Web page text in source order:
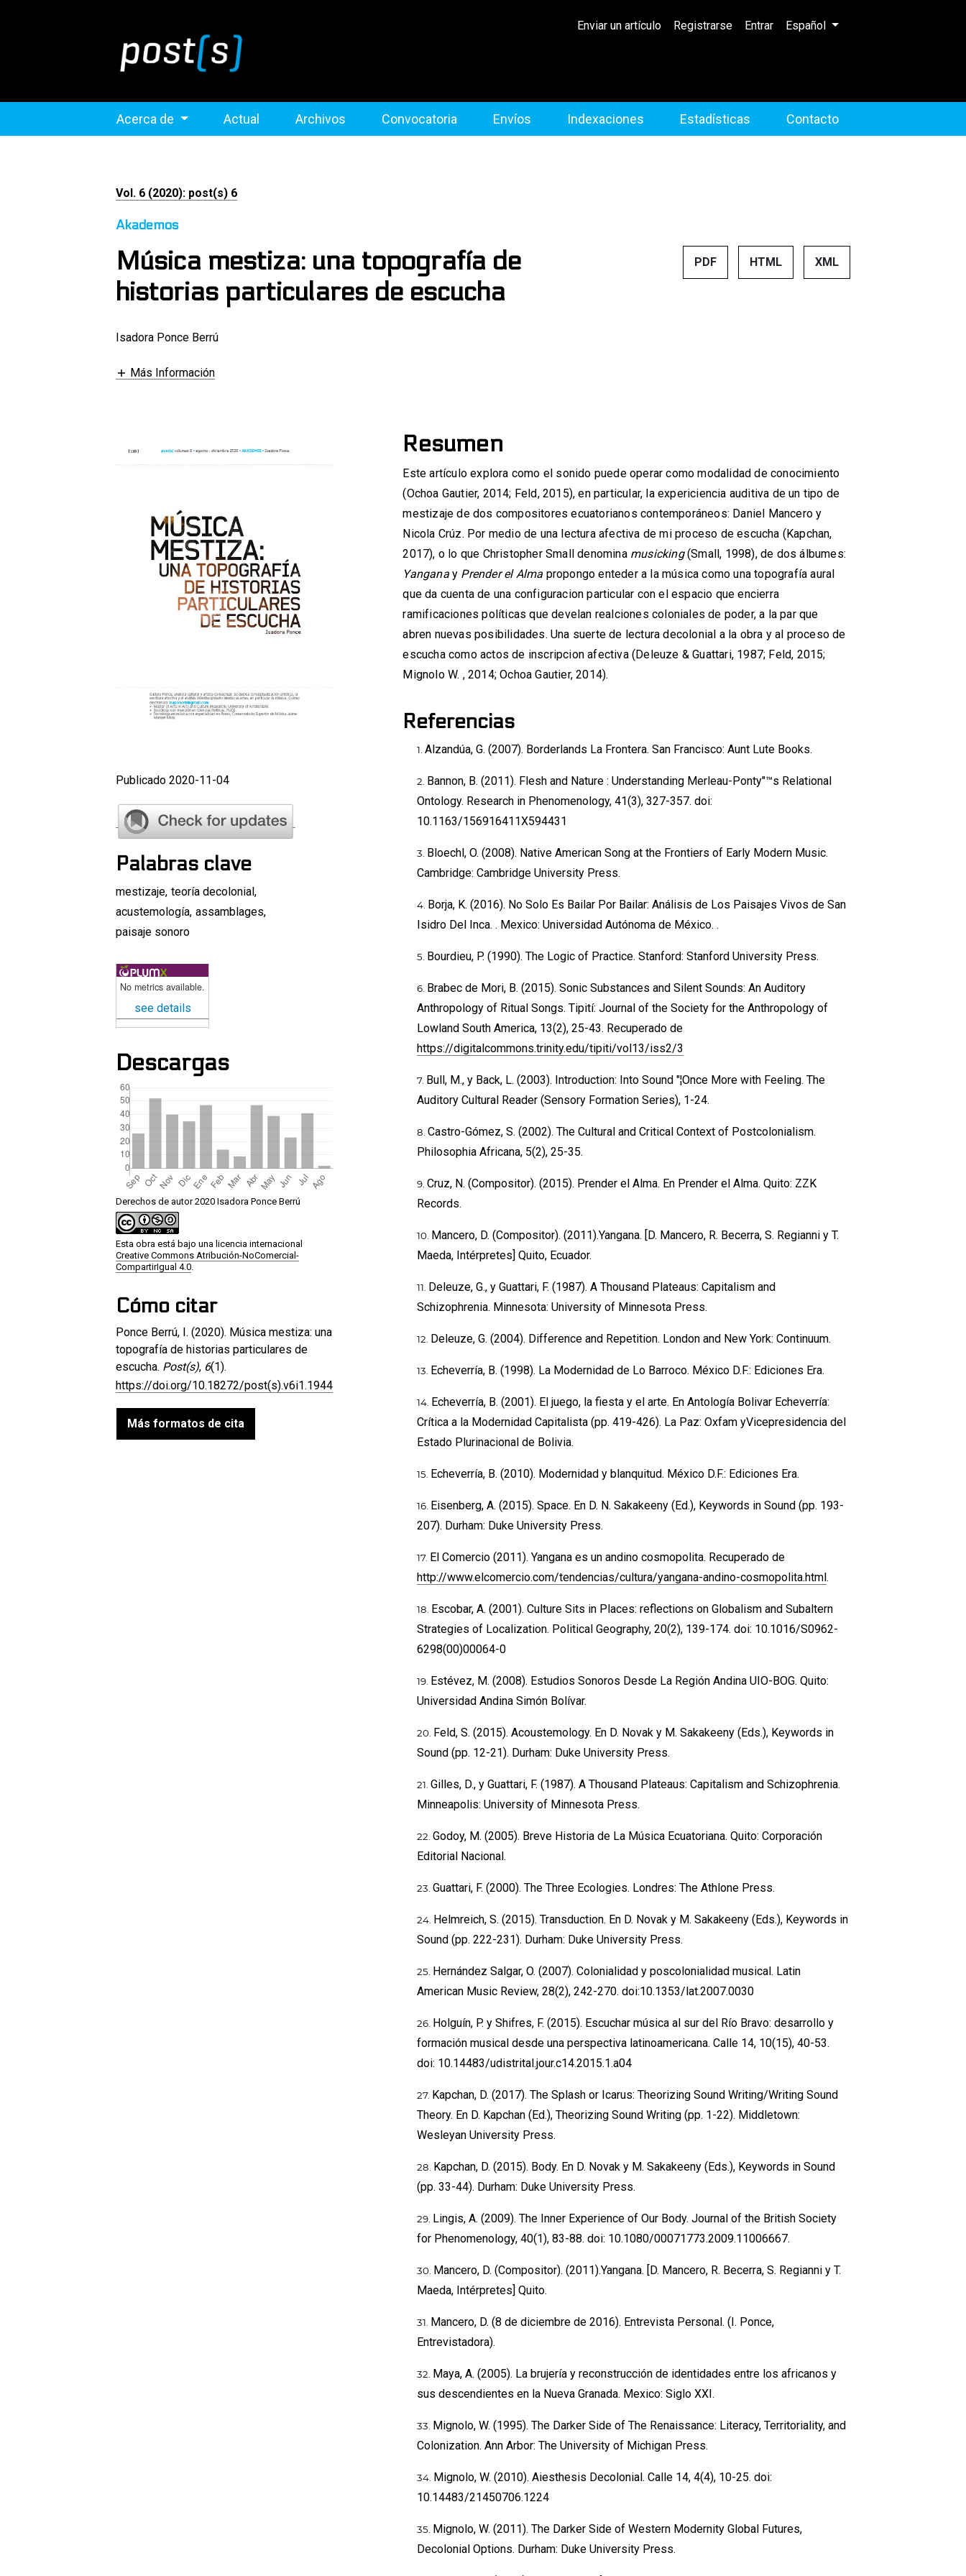
Enviar un artículo Registrarse Entrar Cambiar el idioma. El idioma actual
Español
Acerca de Actual Archivos Convocatoria Envíos Indexaciones Estadísticas Contacto
Vol. 6 (2020): post(s) 6
Akademos
Música mestiza: una topografía de
historias particulares de escucha
PDF HTML XML
Isadora Ponce Berrú
Más Información
Publicado 2020-11-04
Palabras clave
mestizaje, teoría decolonial,
acustemología, assamblages,
paisaje sonoro
No metrics available.
see details
Descargas
Derechos de autor 2020 Isadora Ponce Berrú
Esta obra está bajo una licencia internacional
Creative Commons Atribución-NoComercial-
CompartirIgual 4.0
Cómo citar
Ponce Berrú, I. (2020). Música mestiza: una
topografía de historias particulares de
escucha. Post(s), 6(1).
https://doi.org/10.18272/post(s).v6i1.1944
Más formatos de cita
Resumen
Este artículo explora como el sonido puede operar como modalidad de conocimiento
(Ochoa Gautier, 2014; Feld, 2015), en particular, la expericiencia auditiva de un tipo de
mestizaje de dos compositores ecuatorianos contemporáneos: Daniel Mancero y
Nicola Crúz. Por medio de una lectura afectiva de mi proceso de escucha (Kapchan,
2017), o lo que Christopher Small denomina musicking(Small, 1998), de dos álbumes:
Yanganay Prender el Alma propongo enteder a la música como una topografía aural
que da cuenta de una configuracion particular con el espacio que encierra
ramificaciones políticas que develan realciones coloniales de poder, a la par que
abren nuevas posibilidades. Una suerte de lectura decolonial a la obra y al proceso de
escucha como actos de inscripcion afectiva (Deleuze & Guattari, 1987; Feld, 2015;
Mignolo W. , 2014; Ochoa Gautier, 2014).
Referencias
Alzandúa, G. (2007). Borderlands La Frontera. San Francisco: Aunt Lute Books.
Bannon, B. (2011). Flesh and Nature : Understanding Merleau-Ponty"™s Relational
Ontology. Research in Phenomenology, 41(3), 327-357. doi:
10.1163/156916411X594431
Bloechl, O. (2008). Native American Song at the Frontiers of Early Modern Music.
Cambridge: Cambridge University Press.
Borja, K. (2016). No Solo Es Bailar Por Bailar: Análisis de Los Paisajes Vivos de San
Isidro Del Inca. . Mexico: Universidad Autónoma de México. .
Bourdieu, P. (1990). The Logic of Practice. Stanford: Stanford University Press.
Brabec de Mori, B. (2015). Sonic Substances and Silent Sounds: An Auditory
Anthropology of Ritual Songs. Tipití: Journal of the Society for the Anthropology of
Lowland South America, 13(2), 25-43. Recuperado de
https://digitalcommons.trinity.edu/tipiti/vol13/iss2/3
Bull, M., y Back, L. (2003). Introduction: Into Sound "¦Once More with Feeling. The
Auditory Cultural Reader (Sensory Formation Series), 1-24.
Castro-Gómez, S. (2002). The Cultural and Critical Context of Postcolonialism.
Philosophia Africana, 5(2), 25-35.
Cruz, N. (Compositor). (2015). Prender el Alma. En Prender el Alma. Quito: ZZK
Records.
Mancero, D. (Compositor). (2011).Yangana. [D. Mancero, R. Becerra, S. Regianni y T.
Maeda, Intérpretes] Quito, Ecuador.
Deleuze, G., y Guattari, F. (1987). A Thousand Plateaus: Capitalism and
Schizophrenia. Minnesota: University of Minnesota Press.
Deleuze, G. (2004). Difference and Repetition. London and New York: Continuum.
Echeverría, B. (1998). La Modernidad de Lo Barroco. México D.F.: Ediciones Era.
Echeverría, B. (2001). El juego, la fiesta y el arte. En Antología Bolivar Echeverría:
Crítica a la Modernidad Capitalista (pp. 419-426). La Paz: Oxfam yVicepresidencia del
Estado Plurinacional de Bolivia.
Echeverría, B. (2010). Modernidad y blanquitud. México D.F.: Ediciones Era.
Eisenberg, A. (2015). Space. En D. N. Sakakeeny (Ed.), Keywords in Sound (pp. 193-
207). Durham: Duke University Press.
El Comercio (2011). Yangana es un andino cosmopolita. Recuperado de
http://www.elcomercio.com/tendencias/cultura/yangana-andino-cosmopolita.html.
Escobar, A. (2001). Culture Sits in Places: reflections on Globalism and Subaltern
Strategies of Localization. Political Geography, 20(2), 139-174. doi: 10.1016/S0962-
6298(00)00064-0
Estévez, M. (2008). Estudios Sonoros Desde La Región Andina UIO-BOG. Quito:
Universidad Andina Simón Bolívar.
Feld, S. (2015). Acoustemology. En D. Novak y M. Sakakeeny (Eds.), Keywords in
Sound (pp. 12-21). Durham: Duke University Press.
Gilles, D., y Guattari, F. (1987). A Thousand Plateaus: Capitalism and Schizophrenia.
Minneapolis: University of Minnesota Press.
Godoy, M. (2005). Breve Historia de La Música Ecuatoriana. Quito: Corporación
Editorial Nacional.
Guattari, F. (2000). The Three Ecologies. Londres: The Athlone Press.
Helmreich, S. (2015). Transduction. En D. Novak y M. Sakakeeny (Eds.), Keywords in
Sound (pp. 222-231). Durham: Duke University Press.
Hernández Salgar, O. (2007). Colonialidad y poscolonialidad musical. Latin
American Music Review, 28(2), 242-270. doi:10.1353/lat.2007.0030
Holguín, P. y Shifres, F. (2015). Escuchar música al sur del Río Bravo: desarrollo y
formación musical desde una perspectiva latinoamericana. Calle 14, 10(15), 40-53.
doi: 10.14483/udistrital.jour.c14.2015.1.a04
Kapchan, D. (2017). The Splash or Icarus: Theorizing Sound Writing/Writing Sound
Theory. En D. Kapchan (Ed.), Theorizing Sound Writing (pp. 1-22). Middletown:
Wesleyan University Press.
Kapchan, D. (2015). Body. En D. Novak y M. Sakakeeny (Eds.), Keywords in Sound
(pp. 33-44). Durham: Duke University Press.
Lingis, A. (2009). The Inner Experience of Our Body. Journal of the British Society
for Phenomenology, 40(1), 83-88. doi: 10.1080/00071773.2009.11006667.
Mancero, D. (Compositor). (2011).Yangana. [D. Mancero, R. Becerra, S. Regianni y T.
Maeda, Intérpretes] Quito.
Mancero, D. (8 de diciembre de 2016). Entrevista Personal. (I. Ponce,
Entrevistadora).
Maya, A. (2005). La brujería y reconstrucción de identidades entre los africanos y
sus descendientes en la Nueva Granada. Mexico: Siglo XXI.
Mignolo, W. (1995). The Darker Side of The Renaissance: Literacy, Territoriality, and
Colonization. Ann Arbor: The University of Michigan Press.
Mignolo, W. (2010). Aiesthesis Decolonial. Calle 14, 4(4), 10-25. doi:
10.14483/21450706.1224
Mignolo, W. (2011). The Darker Side of Western Modernity Global Futures,
Decolonial Options. Durham: Duke University Press.